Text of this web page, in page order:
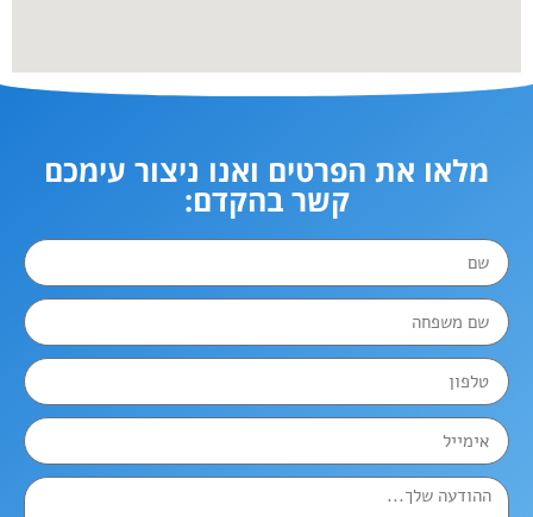
מלאו את הפרטים ואנו ניצור עימכם
קשר בהקדם: